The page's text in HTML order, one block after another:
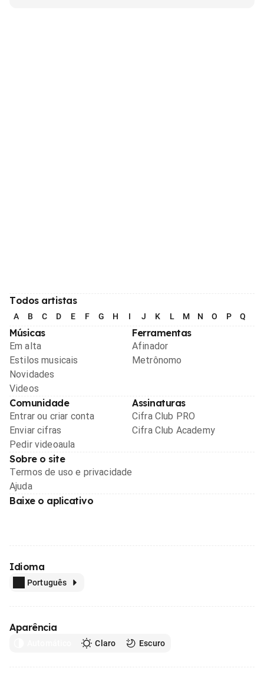
Todos artistas
A B C D E F G H I J K L M N O P Q
Músicas
Em alta
Estilos musicais
Novidades
Videos
Ferramentas
Afinador
Metrônomo
Comunidade
Entrar ou criar conta
Enviar cifras
Pedir videoaula
Assinaturas
Cifra Club PRO
Cifra Club Academy
Sobre o site
Termos de uso e privacidade
Ajuda
Baixe o aplicativo
Idioma
Português
Aparência
Claro Escuro